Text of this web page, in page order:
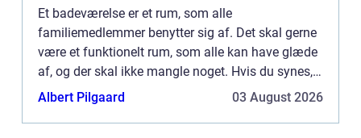
Et badeværelse er et rum, som alle
familiemedlemmer benytter sig af. Det skal gerne
være et funktionelt rum, som alle kan have glæde
af, og der skal ikke mangle noget. Hvis du synes,
at dit badeværelse trænger til en renovering eller
Albert Pilgaard 03 August 2026